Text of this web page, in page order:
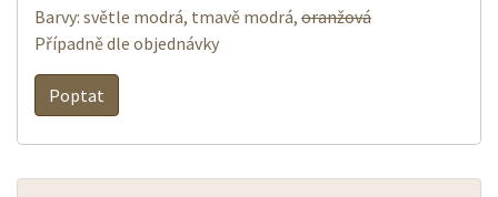
Barvy: světle modrá, tmavě modrá, oranžová
Případně dle objednávky
Poptat